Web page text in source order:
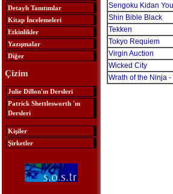
Detaylı Tanıtımlar
Kitap İncelemeleri
Etkinlikler
Yazışmalar
Diğer
Çizim
Julie Dillon'ın Dersleri
Patrick Shettlesworth 'ın
Dersleri
Kişiler
Şirketler
Sengoku Kidan
Shin Bible Black
Tekken
Tokyo Requiem
Virgin Auction
Wicked City
Wrath of the Ninja